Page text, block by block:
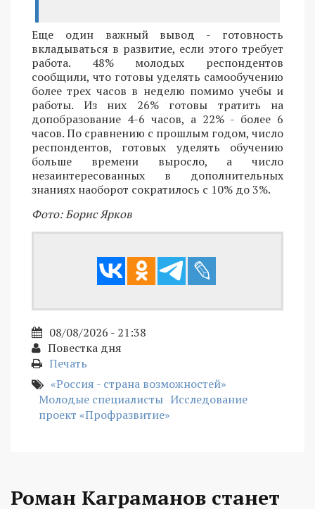
Еще один важный вывод - готовность
вкладываться в развитие, если этого требует
работа. 48% молодых респондентов
сообщили, что готовы уделять самообучению
более трех часов в неделю помимо учебы и
работы. Из них 26% готовы тратить на
допобразование 4-6 часов, а 22% - более 6
часов. По сравнению с прошлым годом, число
респондентов, готовых уделять обучению
больше времени выросло, а число
незаинтересованных в дополнительных
знаниях наоборот сократилось с 10% до 3%.
Фото: Борис Ярков
08/08/2026 - 21:38
Повестка дня
Печать
«Россия - страна возможностей»
Молодые специалисты Исследование
проект «Профразвитие»
Роман Каграманов станет